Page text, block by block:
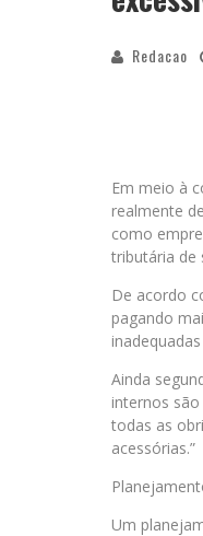
Redacao
Em meio à
realmente
como
tributária de
De acordo
pagando
Ainda
internos
todas as
acessórias.”
Um